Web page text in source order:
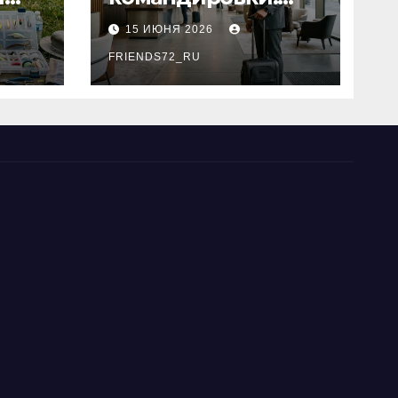
основные
критерии выбора
15 ИЮНЯ 2026
FRIENDS72_RU